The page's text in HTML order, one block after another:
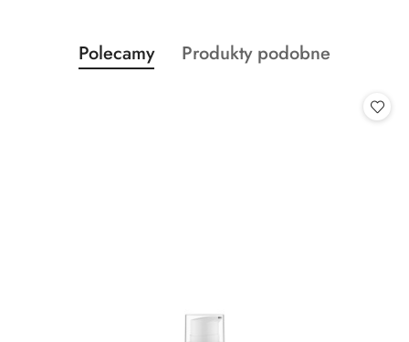
Pomiń karuzelę produktów
Produkty
o
Polecamy
Produkty
Produkty podobne